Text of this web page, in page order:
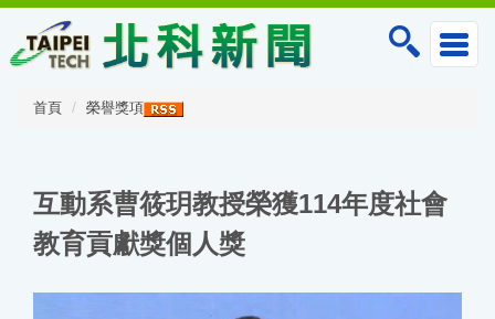
主
首頁 榮譽獎項
互動系曹筱玥教授榮獲114年度社會
教育貢獻獎個人獎